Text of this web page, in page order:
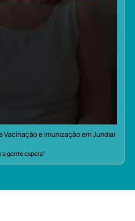
Vacinação e imunização em Jundiaí
a gente espera”